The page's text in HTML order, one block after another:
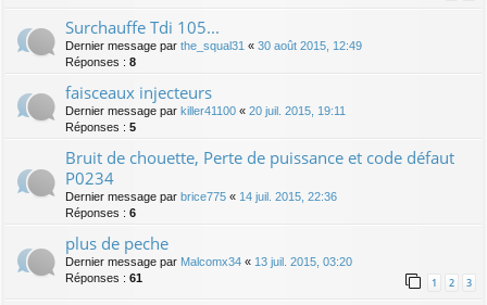
Surchauffe Tdi 105...
Dernier message par the_squal31 « 30 août 2015, 12:49
Réponses : 8
faisceaux injecteurs
Dernier message par killer41100 « 20 juil. 2015, 19:11
Réponses : 5
Bruit de chouette, Perte de puissance et code défaut
P0234
Dernier message par brice775 « 14 juil. 2015, 22:36
Réponses : 6
plus de peche
Dernier message par Malcomx34 « 13 juil. 2015, 03:20
Réponses : 61 1 2 3